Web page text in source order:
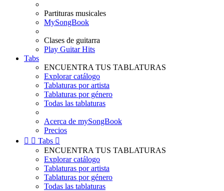
Partituras musicales
MySongBook
Clases de guitarra
Play Guitar Hits
Tabs
ENCUENTRA TUS TABLATURAS
Explorar catálogo
Tablaturas por artista
Tablaturas por género
Todas las tablaturas
Acerca de mySongBook
Precios
  Tabs 
ENCUENTRA TUS TABLATURAS
Explorar catálogo
Tablaturas por artista
Tablaturas por género
Todas las tablaturas